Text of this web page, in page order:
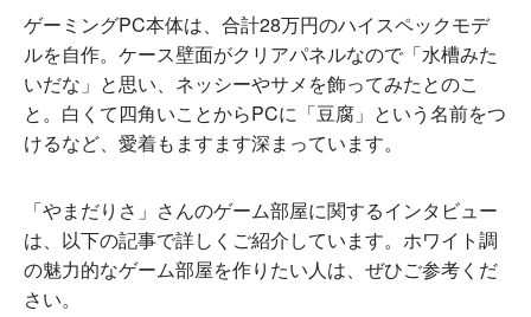
ゲーミングPC本体は、合計28万円のハイスペックモデ
ルを自作。ケース壁面がクリアパネルなので「水槽みた
いだな」と思い、ネッシーやサメを飾ってみたとのこ
と。白くて四角いことからPCに「豆腐」という名前をつ
けるなど、愛着もますます深まっています。
「やまだりさ」さんのゲーム部屋に関するインタビュー
は、以下の記事で詳しくご紹介しています。ホワイト調
の魅力的なゲーム部屋を作りたい人は、ぜひご参考くだ
さい。